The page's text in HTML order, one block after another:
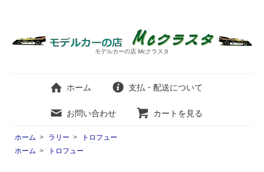
モデルカーの店 Mcクラスタ
ホーム 支払・配送について
お問い合わせ カートを見る
ホーム > ラリー >
トロフュー
ホーム > トロフュー